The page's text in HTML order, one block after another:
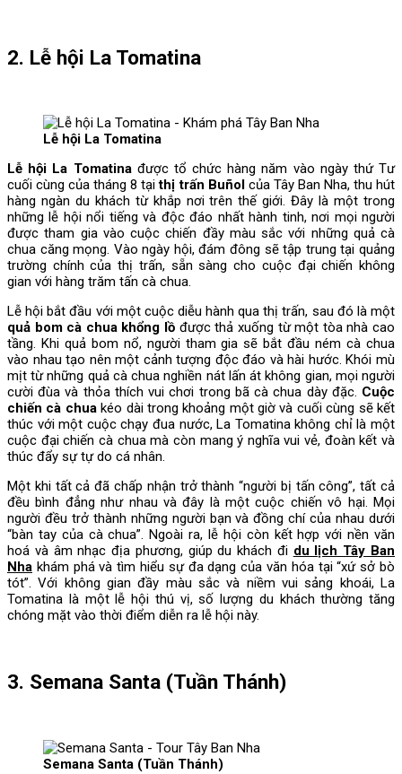
2. Lễ hội La Tomatina
Lễ hội La Tomatina
Lễ hội La Tomatinađược tổ chức hàng năm vào ngày thứ Tư
cuối cùng của tháng 8 tạithị trấn Buñolcủa Tây Ban Nha, thu hút
hàng ngàn du khách từ khắp nơi trên thế giới. Đây là một trong
những lễ hội nổi tiếng và độc đáo nhất hành tinh, nơi mọi người
được tham gia vào cuộc chiến đầy màu sắc với những quả cà
chua căng mọng. Vào ngày hội, đám đông sẽ tập trung tại quảng
trường chính của thị trấn, sẵn sàng cho cuộc đại chiến không
gian với hàng trăm tấn cà chua.
Lễ hội bắt đầu với một cuộc diễu hành qua thị trấn, sau đó là một
quả bom cà chua khổng lồ được thả xuống từ một tòa nhà cao
tầng. Khi quả bom nổ, người tham gia sẽ bắt đầu ném cà chua
vào nhau tạo nên một cảnh tượng độc đáo và hài hước. Khói mù
mịt từ những quả cà chua nghiền nát lấn át không gian, mọi người
cười đùa và thỏa thích vui chơi trong bã cà chua dày đặc. Cuộc
chiến cà chuakéo dài trong khoảng một giờ và cuối cùng sẽ kết
thúc với một cuộc chạy đua nước, La Tomatina không chỉ là một
cuộc đại chiến cà chua mà còn mang ý nghĩa vui vẻ, đoàn kết và
thúc đẩy sự tự do cá nhân.
Một khi tất cả đã chấp nhận trở thành “người bị tấn công”, tất cả
đều bình đẳng như nhau và đây là một cuộc chiến vô hại. Mọi
người đều trở thành những người bạn và đồng chí của nhau dưới
“bàn tay của cà chua”. Ngoài ra, lễ hội còn kết hợp với nền văn
hoá và âm nhạc địa phương, giúp du khách đi du lịch Tây Ban
Nha khám phá và tìm hiểu sự đa dạng của văn hóa tại “xứ sở bò
tót”. Với không gian đầy màu sắc và niềm vui sảng khoái, La
Tomatina là một lễ hội thú vị, số lượng du khách thường tăng
chóng mặt vào thời điểm diễn ra lễ hội này.
3. Semana Santa (Tuần Thánh)
Semana Santa (Tuần Thánh)